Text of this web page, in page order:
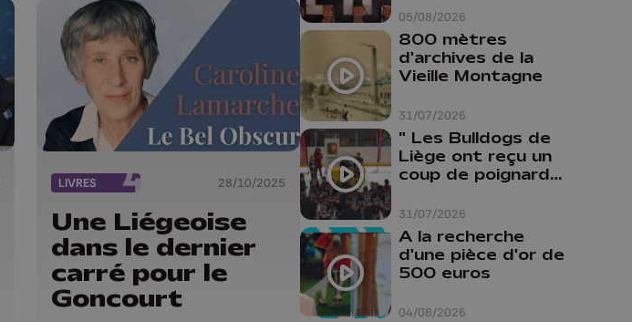
LIVRES 28/10/2025
Une Liégeoise
dans le dernier
carré pour le
Goncourt
05/08/2026
Liège
31/07/2026
800 mètres
d'archives de la
Vieille Montagne
31/07/2026
" Les Bulldogs de
Liège ont reçu un
coup de poignard
04/08/2026
A la recherche
d'une pièce d'or de
500 euros